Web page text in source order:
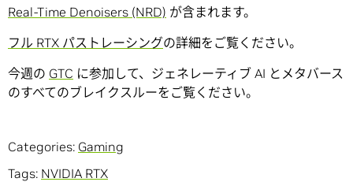
Real-Time Denoisers (NRD) が含まれます。
フル RTX パストレーシングの詳細をご覧ください。
今週の GTC に参加して、ジェネレーティブ AI とメタバース
のすべてのブレイクスルーをご覧ください。
Categories: Gaming
Tags: NVIDIA RTX